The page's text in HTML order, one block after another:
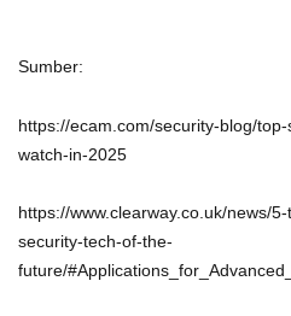
Sumber:
https://ecam.com/security-blog/
watch-in-2025
https://www.clearway.co.uk/news/
security-tech-of-the-
future/